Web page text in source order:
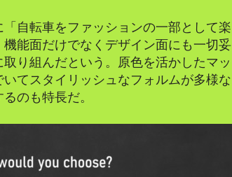
自転車をファッションの一部として楽
能面だけでなくデザイン面にも一切妥
り組んだという。原色を活かしたマッ
てスタイリッシュなフォルムが多様な
のも特長だ。